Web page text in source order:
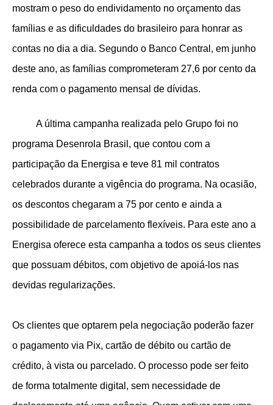
mostram o peso do endividamento no orçamento das
famílias e as dificuldades do brasileiro para honrar as
contas no dia a dia. Segundo o Banco Central, em junho
deste ano, as famílias comprometeram 27,6 por cento da
renda com o pagamento mensal de dívidas.
A última campanha realizada pelo Grupo foi no
programa Desenrola Brasil, que contou com a
participação da Energisa e teve 81 mil contratos
celebrados durante a vigência do programa. Na ocasião,
os descontos chegaram a 75 por cento e ainda a
possibilidade de parcelamento flexíveis. Para este ano a
Energisa oferece esta campanha a todos os seus clientes
que possuam débitos, com objetivo de apoiá-los nas
devidas regularizações.
Os clientes que optarem pela negociação poderão fazer
o pagamento via Pix, cartão de débito ou cartão de
crédito, à vista ou parcelado. O processo pode ser feito
de forma totalmente digital, sem necessidade de